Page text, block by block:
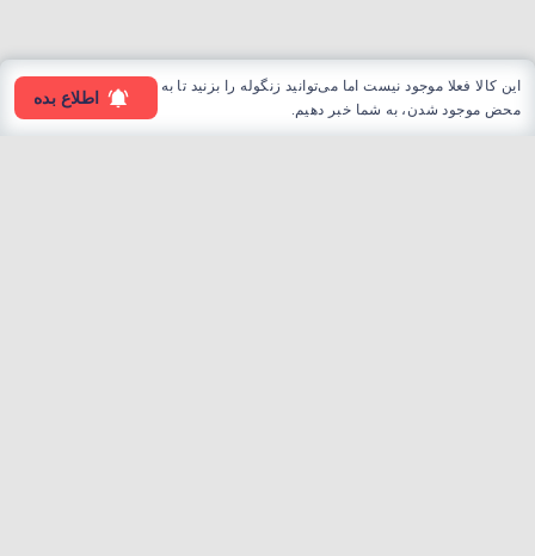
این کالا فعلا موجود نیست اما می‌توانید زنگوله را بزنید تا به
محض موجود شدن، به شما خبر دهیم.
اطلاع بده